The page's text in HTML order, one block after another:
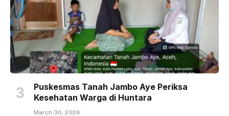
Puskesmas Tanah Jambo Aye Periksa
Kesehatan Warga di Huntara
March 30, 2026